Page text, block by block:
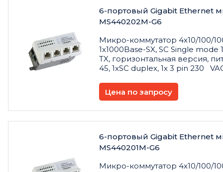
6-портовый Gigabit Ethernet
MS440202M-G6
Микро-коммутатор 4x10/100/
1x1000Base-SX, SC Single mode
TX, горизонтальная версия,
45, 1xSC duplex, 1x 3 pin 230
Цена по запросу
6-портовый Gigabit Ethernet
MS440201M-G6
Микро-коммутатор 4x10/100/